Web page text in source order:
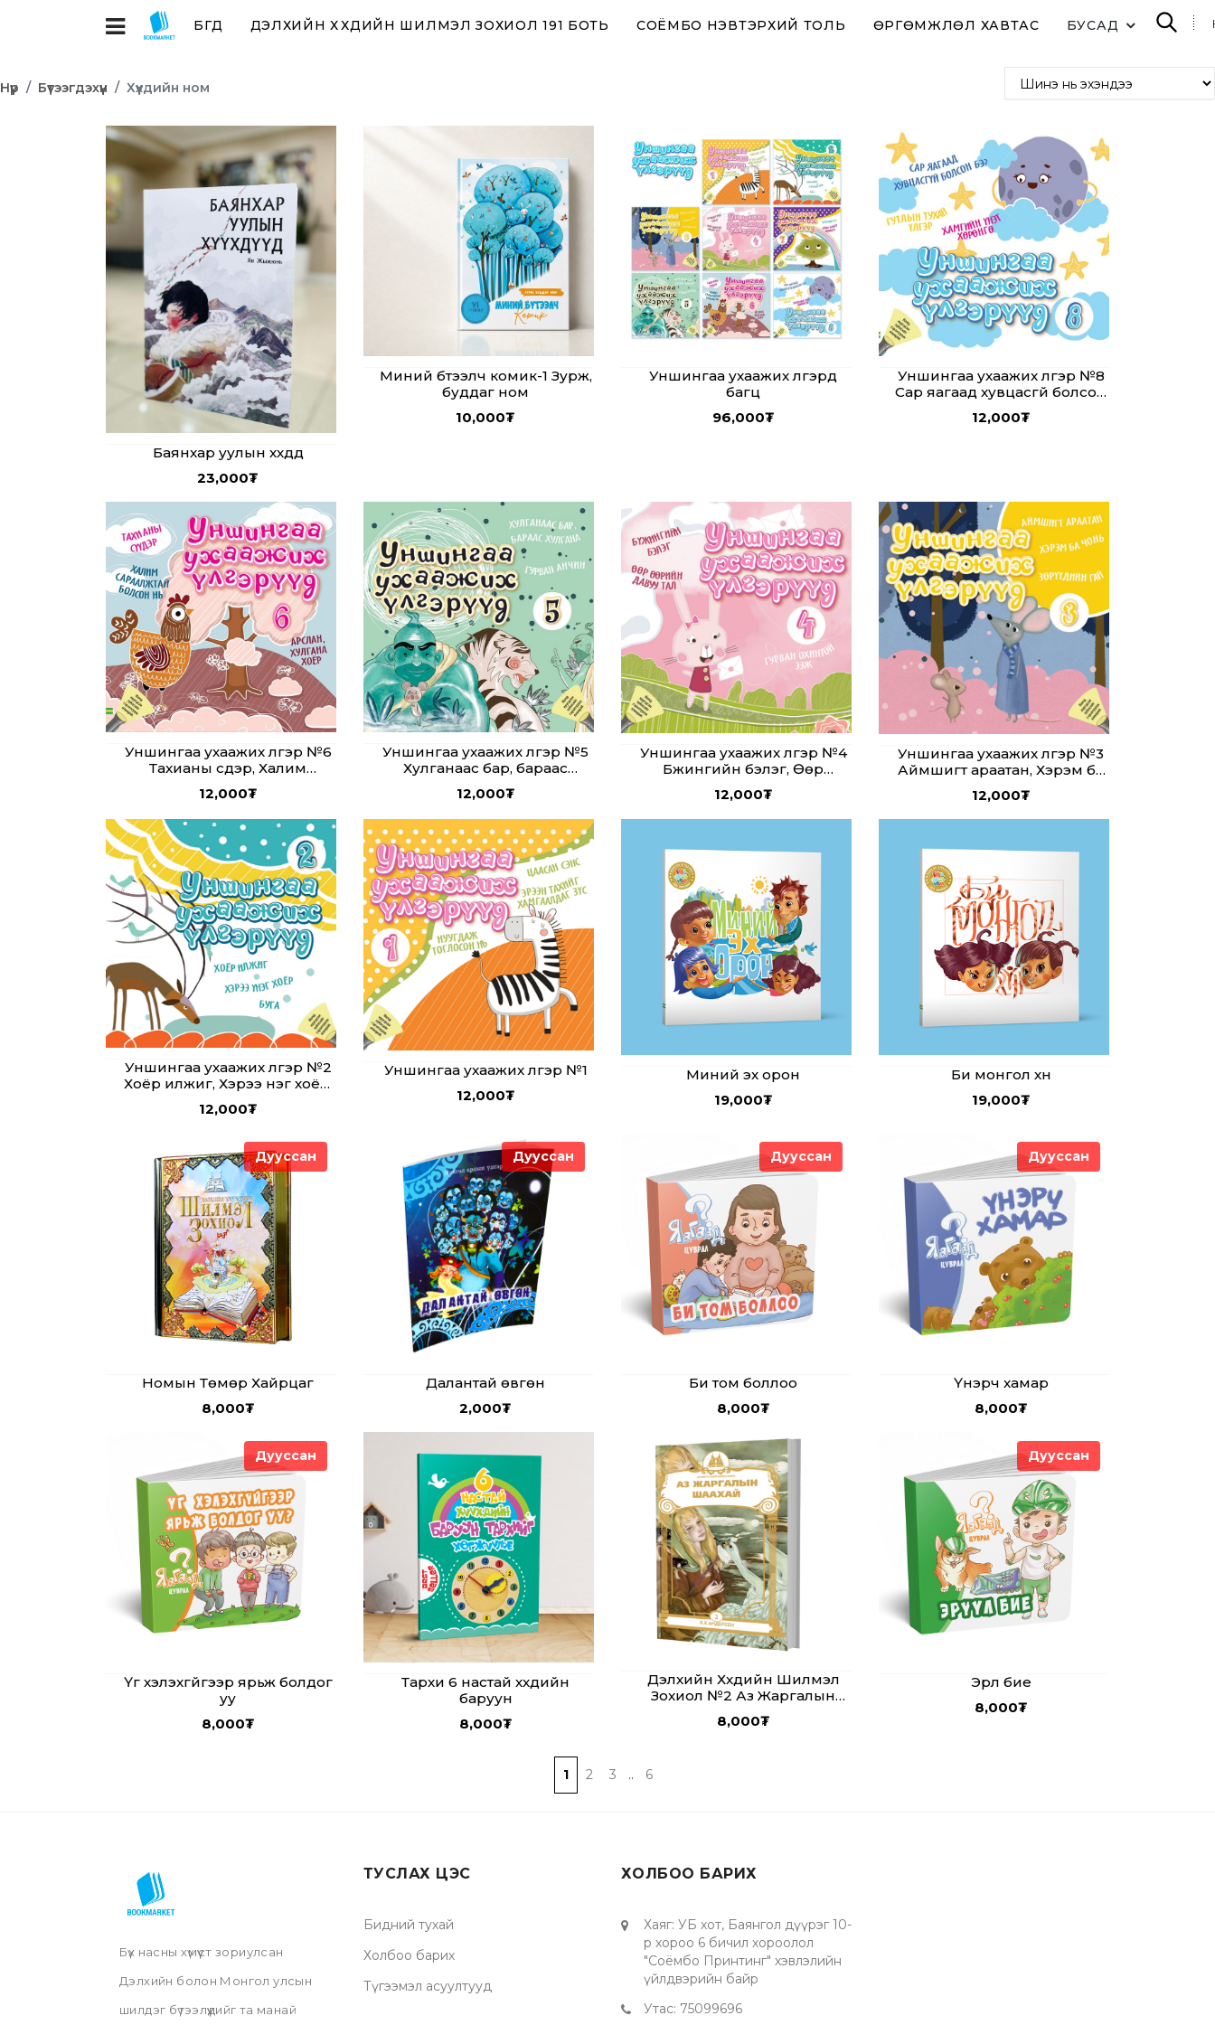
БҮГД ДЭЛХИЙН ХҮҮХДИЙН ШИЛМЭЛ ЗОХИОЛ 191 БОТЬ СОЁМБО НЭВТЭРХИЙ ТОЛЬ ӨРГӨМЖЛӨЛ ХАВТАС БУСАД
Нүүр Бүтээгдэхүүн Хүүхдийн ном
Баянхар уулын хүүхдүүд
23,000₮
Миний бүтээлч комик-1 Зурж,
буддаг ном
10,000₮
Уншингаа ухаажих үлгэрүүд
багц
96,000₮
Уншингаа ухаажих үлгэр №8
Сар яагаад хувцасгүй болсон
бэ? Гутлын тухай үлгэр,
Хамгийн үнэт хөрөнгө
12,000₮
Уншингаа ухаажих үлгэр №6
Тахианы сүүдэр, Халим
Арслан, хулгана хоёр
12,000₮
Уншингаа ухаажих үлгэр №5
Хулганаас бар, бараас
12,000₮
Уншингаа ухаажих үлгэр №4
Бүжингийн бэлэг, Өөр
өөрийн давуу тал, Гурван
охинтой ээж
12,000₮
Уншингаа ухаажих үлгэр №3
Аймшигт араатан, Хэрэм ба
12,000₮
Уншингаа ухаажих үлгэр №2
Хоёр илжиг, Хэрээ үнэг хоёр,
12,000₮
Уншингаа ухаажих үлгэр №1
12,000₮
Миний эх орон
19,000₮
Би монгол хүн
19,000₮
Дууссан
Номын Төмөр Хайрцаг
8,000₮
Дууссан
Далантай өвгөн
2,000₮
Дууссан
Би том боллоо
8,000₮
Дууссан
Үнэрч хамар
8,000₮
Дууссан
Үг хэлэхгүйгээр ярьж болдог
уу
8,000₮
Тархи 6 настай хүүхдийн
баруун
8,000₮
Дэлхийн Хүүхдийн Шилмэл
Зохиол №2 Аз Жаргалын
8,000₮
Дууссан
Эрүүл бие
8,000₮
1 2 3 .. 6
Бүх насны хүмүүст зориулсан
Дэлхийн болон Монгол улсын
шилдэг бүтээлүүдийг та манай
ТУСЛАХ ЦЭС
Бидний тухай
Холбоо барих
Түгээмэл асуултууд
ХОЛБОО БАРИХ
Хаяг: УБ хот, Баянгол дүүрэг 10-
р хороо 6 бичил хороолол
"Соёмбо Принтинг" хэвлэлийн
үйлдвэрийн байр
Утас: 75099696